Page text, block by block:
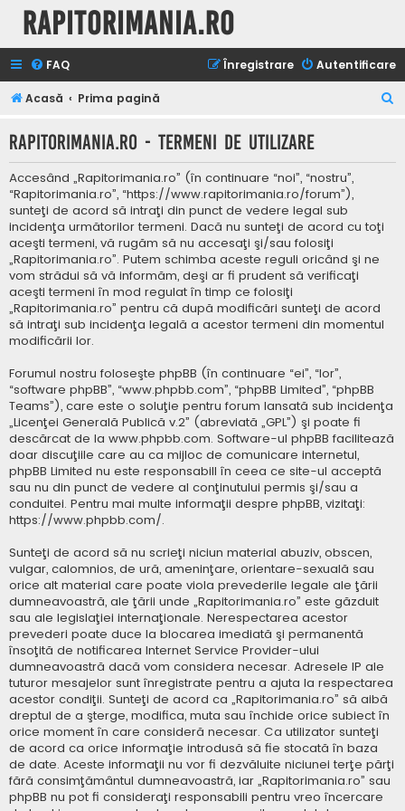
Rapitorimania.ro
FAQ Autentificare
Înregistrare
Acasă Prima pagină
t
Rapitorimania.ro - Termeni de utilizare
Accesând „Rapitorimania.ro” (în continuare “noi”, “nostru”,
“Rapitorimania.ro”, “https://www.rapitorimania.ro/forum”),
sunteţi de acord să intraţi din punct de vedere legal sub
incidenţa următorilor termeni. Dacă nu sunteţi de acord cu toţi
aceşti termeni, vă rugăm să nu accesaţi şi/sau folosiţi
„Rapitorimania.ro”. Putem schimba aceste reguli oricând şi ne
vom strădui să vă informăm, deşi ar fi prudent să verificaţi
aceşti termeni în mod regulat în timp ce folosiţi
„Rapitorimania.ro” pentru că după modificări sunteţi de acord
să intraţi sub incidenţa legală a acestor termeni din momentul
modificării lor.
Forumul nostru foloseşte phpBB (în continuare “ei”, “lor”,
“software phpBB”, “www.phpbb.com”, “phpBB Limited”, “phpBB
Teams”), care este o soluţie pentru forum lansată sub incidenţa
„Licenţei Generală Publică v.2” (abreviată „GPL”) şi poate fi
descărcat de la www.phpbb.com. Software-ul phpBB facilitează
doar discuţiile care au ca mijloc de comunicare internetul,
phpBB Limited nu este responsabill în ceea ce site-ul acceptă
sau nu din punct de vedere al conţinutului permis şi/sau a
conduitei. Pentru mai multe informaţii despre phpBB, vizitaţi:
https://www.phpbb.com/.
Sunteţi de acord să nu scrieţi niciun material abuziv, obscen,
vulgar, calomnios, de ură, ameninţare, orientare-sexuală sau
orice alt material care poate viola prevederile legale ale ţării
dumneavoastră, ale ţării unde „Rapitorimania.ro” este găzduit
sau ale legislaţiei internaţionale. Nerespectarea acestor
prevederi poate duce la blocarea imediată şi permanentă
însoţită de notificarea Internet Service Provider-ului
dumneavoastră dacă vom considera necesar. Adresele IP ale
tuturor mesajelor sunt înregistrate pentru a ajuta la respectarea
acestor condiţii. Sunteţi de acord ca „Rapitorimania.ro” să aibă
dreptul de a şterge, modifica, muta sau închide orice subiect în
orice moment în care consideră necesar. Ca utilizator sunteţi
de acord ca orice informaţie introdusă să fie stocată în baza
de date. Aceste informaţii nu vor fi dezvăluite niciunei terţe părţi
fără consimţământul dumneavoastră, iar „Rapitorimania.ro” sau
phpBB nu pot fi consideraţi responsabili pentru vreo încercare